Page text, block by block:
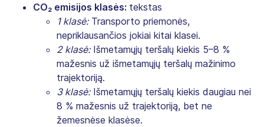
CO₂ emisijos klasės: tekstas
1 klasė:Transporto priemonės,
nepriklausančios jokiai kitai klasei.
2 klasė:Išmetamųjų teršalų kiekis 5–8 %
mažesnis už išmetamųjų teršalų mažinimo
trajektoriją.
3 klasė:Išmetamųjų teršalų kiekis daugiau nei
8 % mažesnis už trajektoriją, bet ne
žemesnėse klasėse.